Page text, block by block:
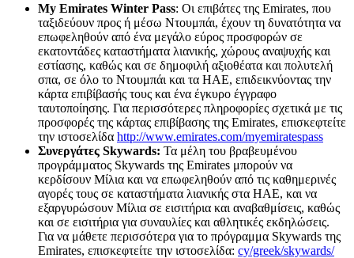
My Emirates Winter Pass: Οι επιβάτες της Emirates, που
ταξιδεύουν προς ή μέσω Ντουμπάι, έχουν τη δυνατότητα να
επωφεληθούν από ένα μεγάλο εύρος προσφορών σε
εκατοντάδες καταστήματα λιανικής, χώρους αναψυχής και
εστίασης, καθώς και σε δημοφιλή αξιοθέατα και πολυτελή
σπα, σε όλο το Ντουμπάι και τα ΗΑΕ, επιδεικνύοντας την
κάρτα επιβίβασής τους και ένα έγκυρο έγγραφο
ταυτοποίησης. Για περισσότερες πληροφορίες σχετικά με τις
προσφορές της κάρτας επιβίβασης της Emirates, επισκεφτείτε
την ιστοσελίδα http://www.emirates.com/myemiratespass
Συνεργάτες Skywards: Τα μέλη του βραβευμένου
προγράμματος Skywards της Emirates μπορούν να
κερδίσουν Μίλια και να επωφεληθούν από τις καθημερινές
αγορές τους σε καταστήματα λιανικής στα ΗΑΕ, και να
εξαργυρώσουν Μίλια σε εισιτήρια και αναβαθμίσεις, καθώς
και σε εισιτήρια για συναυλίες και αθλητικές εκδηλώσεις.
Για να μάθετε περισσότερα για το πρόγραμμα Skywards της
Emirates, επισκεφτείτε την ιστοσελίδα: cy/greek/skywards/